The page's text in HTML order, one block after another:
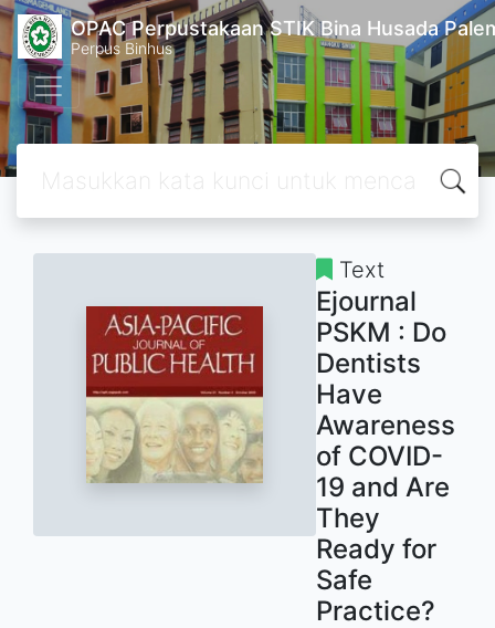
OPAC Perpustakaan STIK Bina Husada
Perpus Binhus
Text
Ejournal
PSKM : Do
Dentists
Have
Awareness
of COVID-
19 and Are
They
Ready for
Safe
Practice?